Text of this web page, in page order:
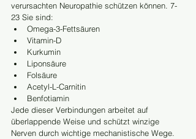
verursachten Neuropathie schützen können. 7-
23 Sie sind:
Omega-3-Fettsäuren
Vitamin-D
Kurkumin
Liponsäure
Folsäure
Acetyl-L-Carnitin
Benfotiamin
Jede dieser Verbindungen arbeitet auf
überlappende Weise und schützt winzige
Nerven durch wichtige mechanistische Wege.